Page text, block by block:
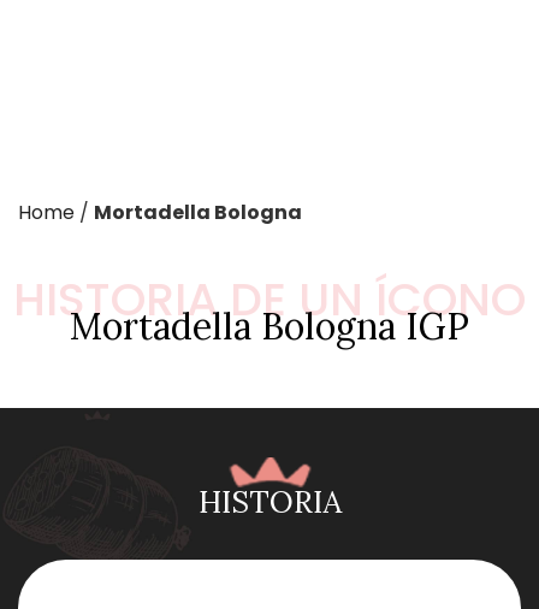
Home / Mortadella Bologna
HISTORIA DE UN ÍCONO
Mortadella Bologna IGP
HISTORIA